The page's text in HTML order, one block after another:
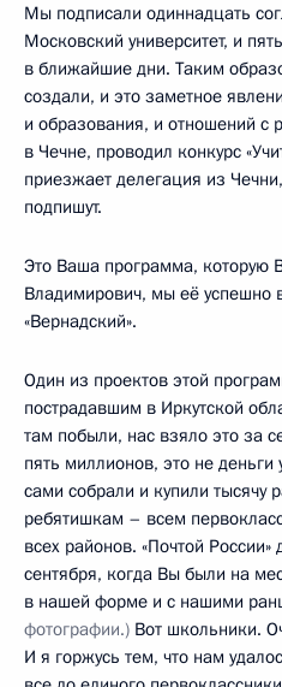
Мы подписали одиннадцать
Московский университет, и
в ближайшие дни. Таким
создали, и это заметное
и образования, и отношений с
в Чечне, проводил конкурс
приезжает делегация из
подпишут.
Это Ваша программа, которую
Владимирович, мы её
«Вернадский».
Один из проектов этой
пострадавшим в Иркутской
там побыли, нас взяло это за
пять миллионов, это не деньги
сами собрали и купили тысячу
ребятишкам – всем
всех районов. «Почтой России»
сентября, когда Вы были на
в нашей форме и с нашими
фотографии.) Вот школьники.
И я горжусь тем, что нам